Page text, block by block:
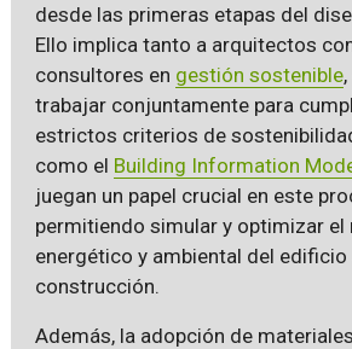
desde las primeras etapas del
Ello implica tanto a arquitectos
consultores en gestión sostenible
trabajar conjuntamente para
estrictos criterios de
como el Building Information
juegan un papel crucial en este
permitiendo simular y optimizar el
energético y ambiental del edificio
construcción.
Además, la adopción de